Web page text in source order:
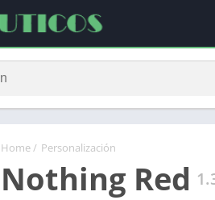
Home/ Personalización
Nothing Red